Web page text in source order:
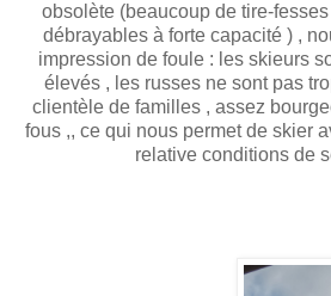
obsolète (beaucoup de tire-
débrayables à forte capacité ) ,
impression de foule : les skieurs
élevés , les russes ne sont pas
clientèle de familles , assez
fous ,, ce qui nous permet de skier
relative conditions de